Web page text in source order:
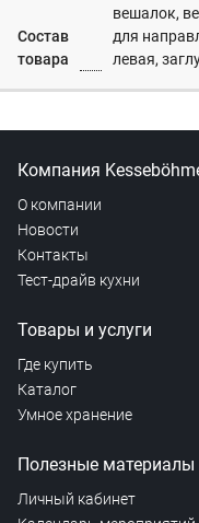
Состав
товара
вешалок,
для
левая,
Компания
О компании
Новости
Контакты
Тест-драйв кухни
Товары и услуги
Где купить
Каталог
Умное хранение
Полезные материалы
Личный кабинет